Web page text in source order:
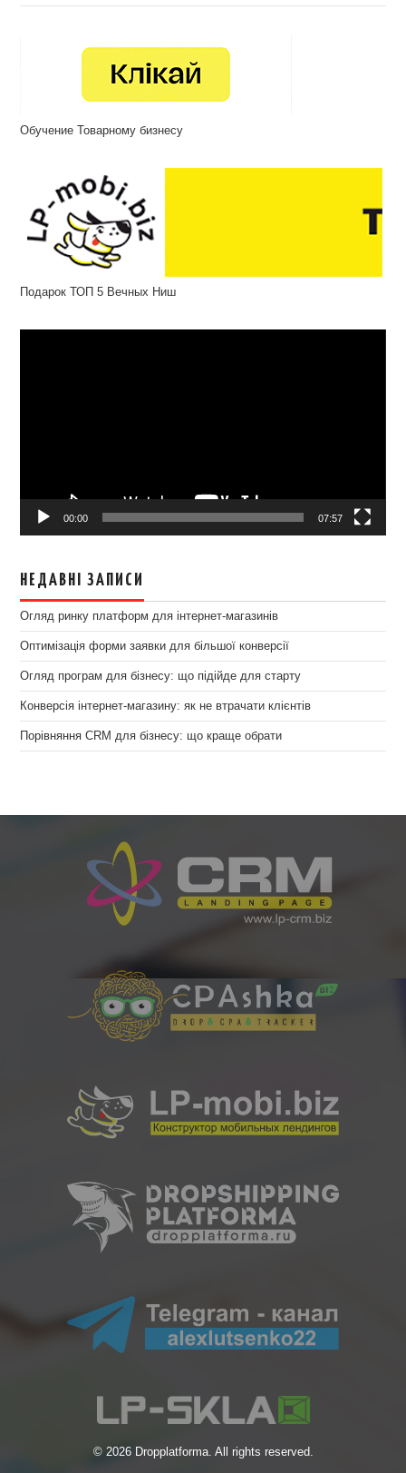
Обучение Товарному бизнесу
Подарок ТОП 5 Вечных Ниш
00:00 07:57
НЕДАВНІ ЗАПИСИ
Огляд ринку платформ для інтернет-магазинів
Оптимізація форми заявки для більшої конверсії
Огляд програм для бізнесу: що підійде для старту
Конверсія інтернет-магазину: як не втрачати клієнтів
Порівняння CRM для бізнесу: що краще обрати
© 2026 Dropplatforma. All rights reserved.